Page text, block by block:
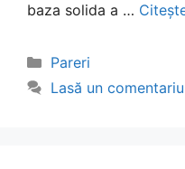
baza solida a …
Categorii
Pareri
Lasă un comentariu